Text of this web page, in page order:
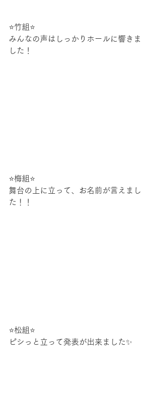
⭐竹組⭐
みんなの声はしっかりホールに響きま
した！
⭐梅組⭐
舞台の上に立って、お名前が言えまし
た！！
⭐松組⭐
ピシっと立って発表が出来ました✨